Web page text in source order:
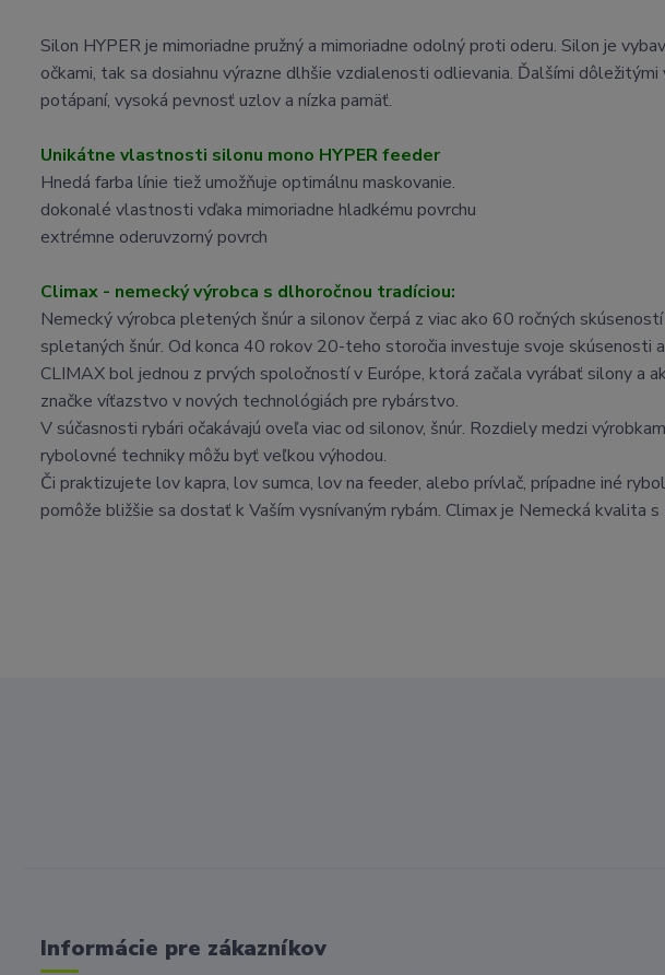
Silon HYPER je mimoriadne pružný a mimoriadne odolný proti oderu. Silon je
očkami, tak sa dosiahnu výrazne dlhšie vzdialenosti odlievania. Ďalšími
potápaní, vysoká pevnosť uzlov a nízka pamäť.
Unikátne vlastnosti silonu mono HYPER feeder
Hnedá farba línie tiež umožňuje optimálnu maskovanie.
dokonalé vlastnosti vďaka mimoriadne hladkému povrchu
extrémne oderuvzorný povrch
Climax - nemecký výrobca s dlhoročnou tradíciou:
Nemecký výrobca pletených šnúr a silonov čerpá z viac ako 60 ročných
spletaných šnúr. Od konca 40 rokov 20-teho storočia investuje svoje skúsenosti
CLIMAX bol jednou z prvých spoločností v Európe, ktorá začala vyrábať silony a
značke víťazstvo v nových technológiách pre rybárstvo.
V súčasnosti rybári očakávajú oveľa viac od silonov, šnúr. Rozdiely medzi
rybolovné techniky môžu byť veľkou výhodou.
Či praktizujete lov kapra, lov sumca, lov na feeder, alebo prívlač, prípadne iné
pomôže bližšie sa dostať k Vaším vysnívaným rybám. Climax je Nemecká kvalita
Informácie pre zákazníkov